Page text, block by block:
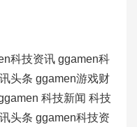
科技资讯 ggamen科
头条 ggamen游戏财
科技新闻 科技
头条 ggamen科技资